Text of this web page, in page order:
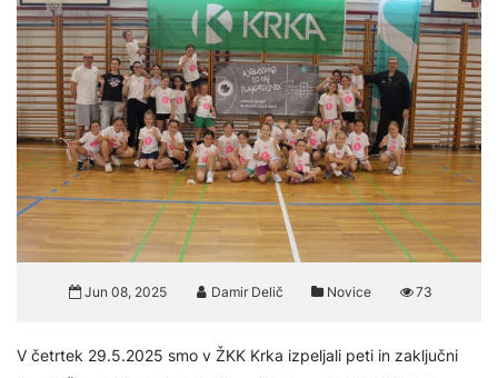
Jun 08, 2025 Damir Delič Novice 73
V četrtek 29.5.2025 smo v ŽKK Krka izpeljali peti in zaključni